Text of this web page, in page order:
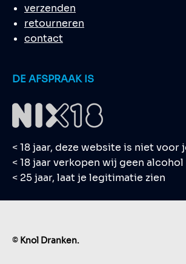
verzenden
retourneren
contact
DE AFSPRAAK IS
< 18 jaar, deze website is niet voor
< 18 jaar verkopen wij geen alcohol
< 25 jaar, laat je legitimatie zien
© Knol Dranken.